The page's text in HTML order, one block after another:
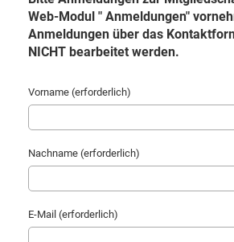
Web-Modul " Anmeldungen"
Anmeldungen über das
NICHT bearbeitet werden.
Vorname (erforderlich)
Nachname (erforderlich)
E-Mail (erforderlich)